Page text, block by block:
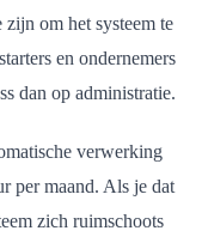
zijn om het systeem te
en ondernemers
dan op administratie.
verwerking
per maand. Als je dat
zich ruimschoots